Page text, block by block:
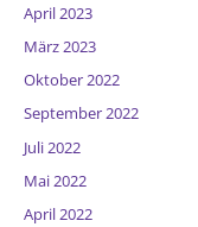
April 2023
März 2023
Oktober 2022
September 2022
Juli 2022
Mai 2022
April 2022